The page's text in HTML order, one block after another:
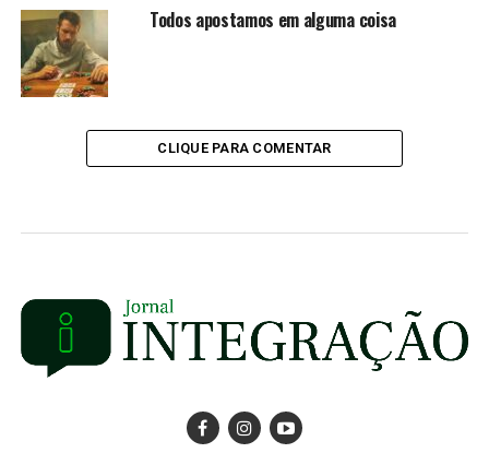
Todos apostamos em alguma coisa
CLIQUE PARA COMENTAR